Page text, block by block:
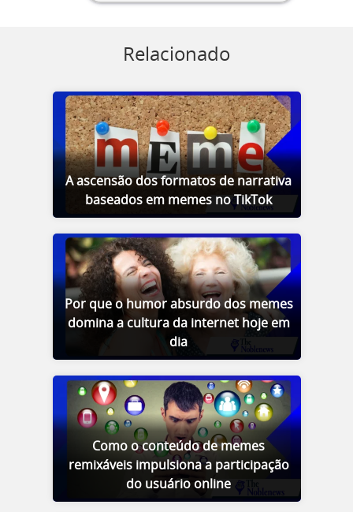
Relacionado
A ascensão dos formatos de narrativa
baseados em memes no TikTok
Por que o humor absurdo dos memes
domina a cultura da internet hoje em
dia
Como o conteúdo de memes
remixáveis impulsiona a participação
do usuário online